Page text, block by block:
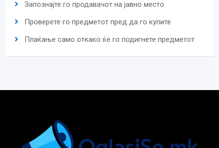
Запознајте го продавачот на јавно место
Проверете го предметот пред да го купите
Плаќање само откако ќе го подигнете предметот